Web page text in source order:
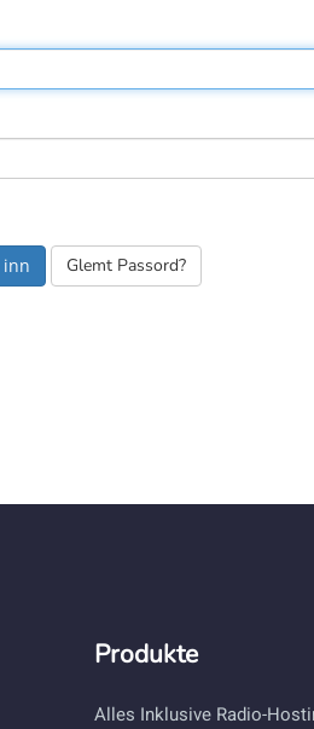
Glemt Passord?
Produkte
Alles Inklusive Radio-